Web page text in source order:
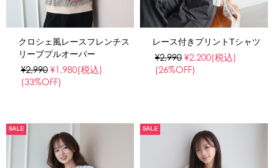
クロシェ風レースフレンチス
リーブプルオーバー
¥2,990 ¥1,980(税込)
(33%OFF)
レース付きプリントTシャツ
¥2,990 ¥2,200(税込)
(26%OFF)
SALE SALE